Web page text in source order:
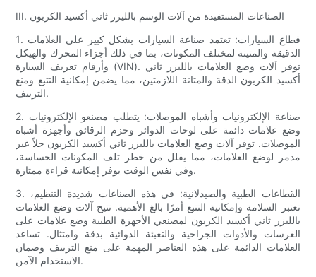
III. الصناعات المستفيدة من آلات الوسم بالليزر ثاني أكسيد الكربون
1. قطاع السيارات: تعتمد صناعة السيارات بشكل كبير على العلامات
الدقيقة والمتينة لمختلف المكونات، بما في ذلك أجزاء المحرك والهيكل
وأرقام تعريف السيارة (VIN). توفر آلات وضع العلامات بالليزر ثاني
أكسيد الكربون الدقة والمتانة اللازمتين، مما يضمن إمكانية التتبع ومنع
التزييف.
2. صناعة الإلكترونيات وأشباه الموصلات: يتطلب مصنعو الإلكترونيات
وضع علامات دائمة على لوحات الدوائر وحزم الرقائق وأجهزة أشباه
الموصلات. توفر آلات وضع العلامات بالليزر ثاني أكسيد الكربون حلاً غير
مدمر لوضع العلامات، مما يقلل من خطر تلف المكونات الحساسة،
وفي نفس الوقت يوفر إمكانية قراءة ممتازة.
3. القطاعات الطبية والصيدلانية: في هذه الصناعات شديدة التنظيم،
تعتبر السلامة وإمكانية التتبع أمرًا بالغ الأهمية. تتيح آلات وضع العلامات
بالليزر ثاني أكسيد الكربون لمصنعي الأجهزة الطبية وضع علامات على
الغرسات والأدوات الجراحية والتعبئة الدوائية بدقة وامتثال. تساعد
العلامات الدائمة على هذه العناصر المهمة على منع التزييف وضمان
الاستخدام الآمن.